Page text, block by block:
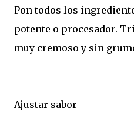
Pon todos los
potente o procesador.
muy cremoso y sin
Ajustar sabor